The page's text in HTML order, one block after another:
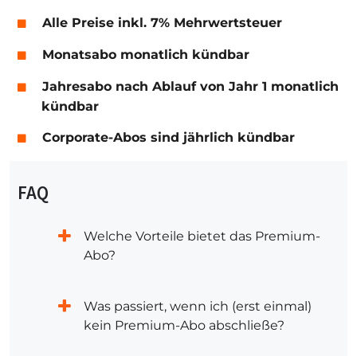
Alle Preise inkl. 7% Mehrwertsteuer
Monatsabo monatlich kündbar
Jahresabo nach Ablauf von Jahr 1 monatlich
kündbar
Corporate-Abos sind jährlich kündbar
FAQ
Welche Vorteile bietet das Premium-
Abo?
Was passiert, wenn ich (erst einmal)
kein Premium-Abo abschließe?